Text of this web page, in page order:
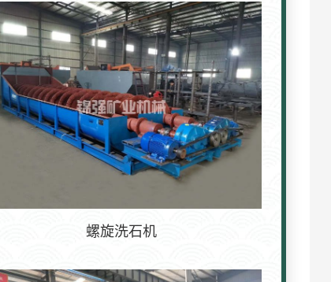
螺旋洗石机